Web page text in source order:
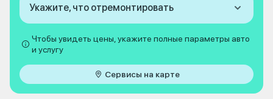
Укажите, что отремонтировать
Чтобы увидеть цены, укажите полные параметры авто
и услугу
Сервисы на карте